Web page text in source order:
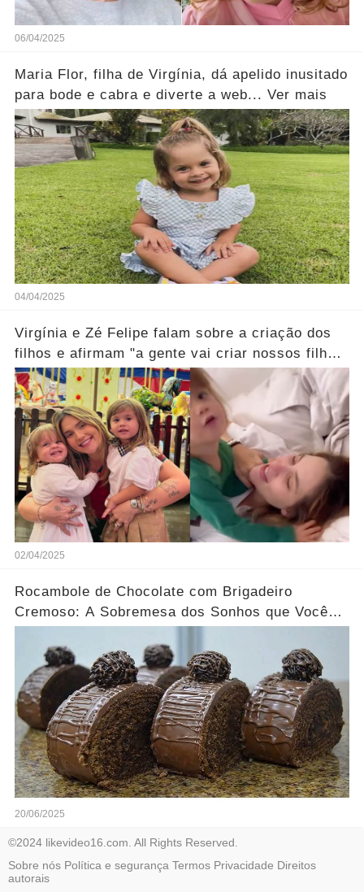
06/04/2025
Maria Flor, filha de Virgínia, dá apelido inusitado
para bode e cabra e diverte a web... Ver mais
04/04/2025
Virgínia e Zé Felipe falam sobre a criação dos
filhos e afirmam "a gente vai criar nossos filhos
como a gente foi criado "
02/04/2025
Rocambole de Chocolate com Brigadeiro
Cremoso: A Sobremesa dos Sonhos que Você
20/06/2025
©2024 likevideo16.com. All Rights Reserved.
Sobre nós Política e segurança Termos Privacidade Direitos
autorais